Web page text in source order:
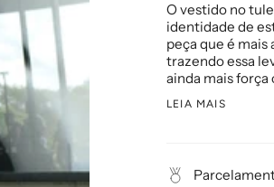
O vestido no
identidade de
peça que é mais
trazendo essa
ainda mais força
LEIA MAIS